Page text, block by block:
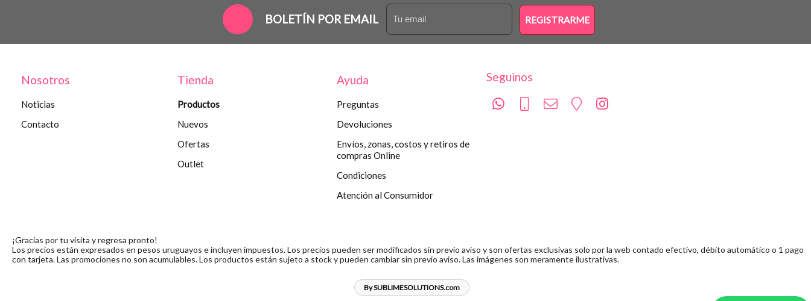
BOLETÍN POR EMAIL REGISTRARME
Nosotros
Noticias
Contacto
Tienda
Productos
Nuevos
Ofertas
Outlet
Ayuda
Preguntas
Devoluciones
Envíos, zonas, costos y retiros de
compras Online
Condiciones
Atención al Consumidor
Seguinos
¡Gracias por tu visita y regresa pronto!
Los precios están expresados en pesos uruguayos e incluyen impuestos. Los precios pueden ser modificados sin previo aviso y son ofertas exclusivas solo por la web contado efectivo, débito automático o 1 pago
con tarjeta. Las promociones no son acumulables. Los productos están sujeto a stock y pueden cambiar sin previo aviso. Las imágenes son meramente ilustrativas.
By SUBLIMESOLUTIONS.com